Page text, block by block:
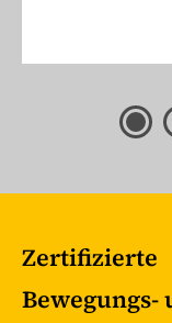
Zertifizierte
Bewegungs-